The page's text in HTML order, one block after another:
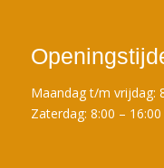
Maandag t/m vrijdag:
Zaterdag: 8:00 – 16:00